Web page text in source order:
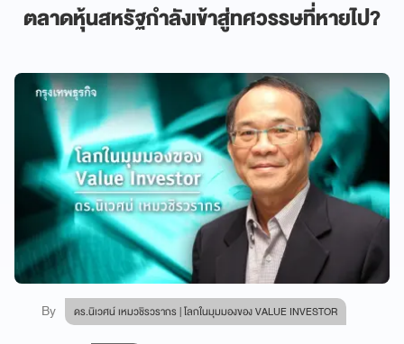
ตลาดหุ้นสหรัฐกำลังเข้าสู่ทศวรรษที่หายไป?
By ดร.นิเวศน์ เหมวชิรวรากร | โลกในมุมมองของ VALUE INVESTOR